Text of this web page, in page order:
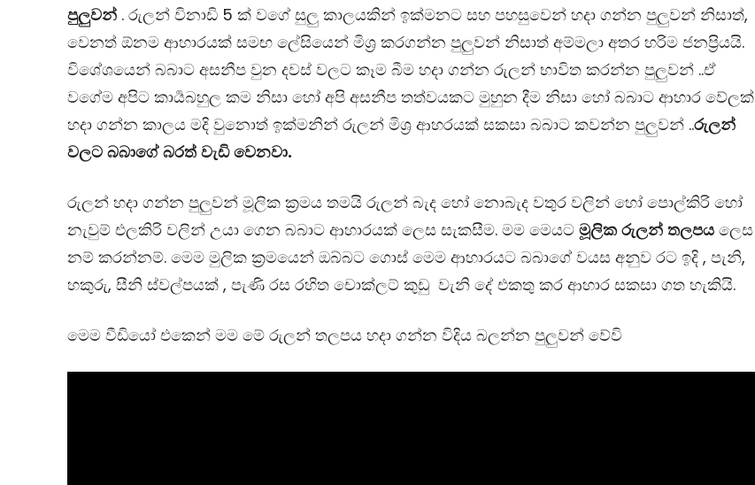
පුලුවන් . රුලන් විනාඩි 5 ක් වගේ සුලු කාලයකින් ඉක්මනට සහ පහසුවෙන් හදා ගන්න පුලුවන් නිසාත්,
වෙනත් ඕනම ආහාරයක් සමඟ ලේසියෙන් මිශ්‍ර කරගන්න පුලුවන් නිසාත් අම්මලා අතර හරිම ජනප්‍රියයි.
විශේශයෙන් බබාට අසනීප වුන දවස් වලට කෑම බීම හදා ගන්න රුලන් භාවිත කරන්න පුලුවන් ..ඒ
වගේම අපිට කාර්‍යබහුල කම නිසා හෝ අපි අසනීප තත්වයකට මුහුන දීම නිසා හෝ බබාට ආහාර වේලක්
හදා ගන්න කාලය මදි වුනොත් ඉක්මනින් රුලන් මිශ්‍ර ආහරයක් සකසා බබාට කවන්න පුලුවන් ..රුලන්
වලට බබාගේ බරත් වැඩි වෙනවා.
රුලන් හදා ගන්න පුලුවන් මූලික ක්‍රමය තමයි රුලන් බැද හෝ නොබැද වතුර වලින් හෝ පොල්කිරි හෝ
නැවුම් එලකිරි වලින් උයා ගෙන බබාට ආහාරයක් ලෙස සැකසීම. මම මෙයට මූලික රුලන් තලපය ලෙස
නම් කරන්නම්. මෙම මුලික ක්‍රමයෙන් ඔබ්බට ගොස් මෙම ආහාරයට බබාගේ වයස අනුව රට ඉදි , පැනි,
හකුරු, සීනි ස්වල්පයක් , පැණි රස රහිත චොක්ලට් කුඩු වැනි දේ එකතු කර ආහාර සකසා ගත හැකියි.
මෙම වීඩියෝ එකෙන් මම මේ රුලන් තලපය හදා ගන්න විදිය බලන්න පුලුවන් වේවි